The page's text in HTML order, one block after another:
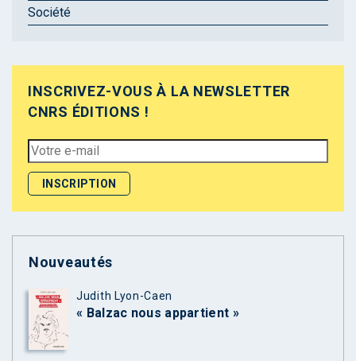
Société
INSCRIVEZ-VOUS À LA NEWSLETTER
CNRS ÉDITIONS !
Nouveautés
Judith Lyon-Caen
« Balzac nous appartient »